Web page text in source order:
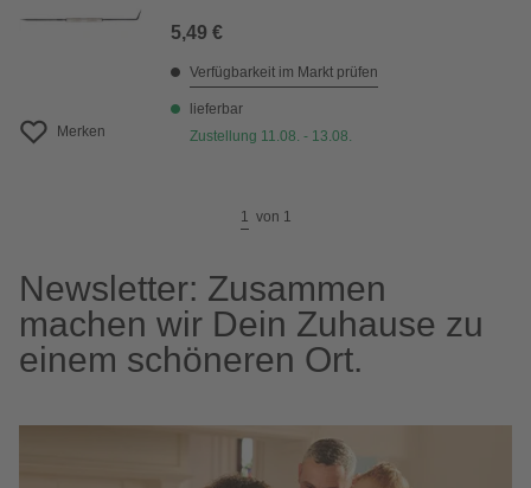
Merken
5,49 €
Verfügbarkeit im Markt prüfen
lieferbar
Zustellung 11.08. - 13.08.
1 von 1
Newsletter: Zusammen
machen wir Dein Zuhause zu
einem schöneren Ort.